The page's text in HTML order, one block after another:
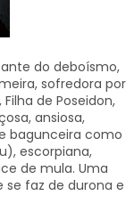
do deboísmo,
sofredora por
de Poseidon,
ansiosa,
bagunceira como
escorpiana,
de mula. Uma
faz de durona e